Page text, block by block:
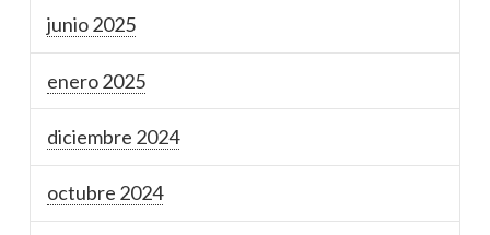
junio 2025
enero 2025
diciembre 2024
octubre 2024